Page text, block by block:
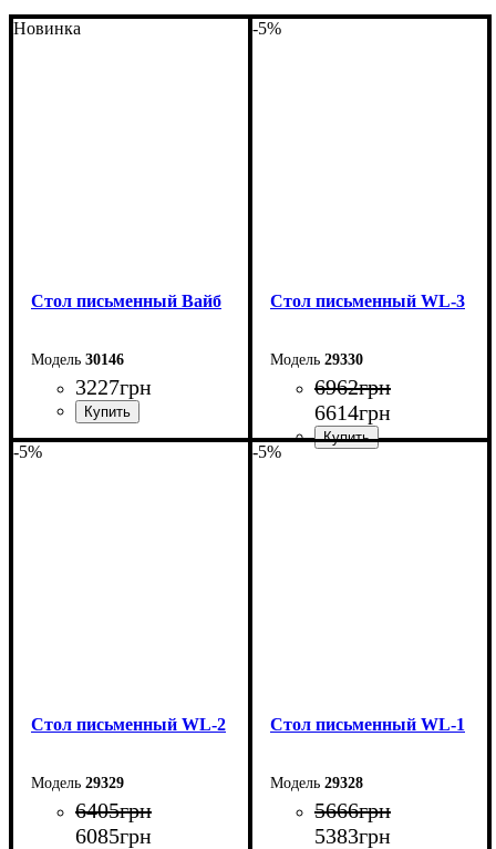
Новинка
Стол письменный Вайб
30146
3227грн
-5%
Стол письменный WL-3
29330
6962грн
6614грн
-5%
Стол письменный WL-2
29329
6405грн
6085грн
-5%
Стол письменный WL-1
29328
5666грн
5383грн